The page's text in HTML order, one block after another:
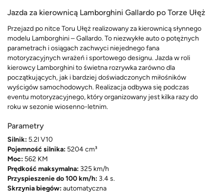
Jazda za kierownicą Lamborghini Gallardo po Torze Ułęż
Przejazd po nitce Toru Ułęż realizowany za kierownicą słynnego
modelu Lamborghini – Gallardo. To niezwykłe auto o potężnych
parametrach i osiągach zachwyci niejednego fana
motoryzacyjnych wrażeń i sportowego designu. Jazda w roli
kierowcy Lamborghini to świetna rozrywka zarówno dla
początkujących, jak i bardziej doświadczonych miłośników
wyścigów samochodowych. Realizacja odbywa się podczas
eventu motoryzacyjnego, który organizowany jest kilka razy do
roku w sezonie wiosenno-letnim.
Parametry
Silnik: 5.2l V10
Pojemność silnika: 5204 cm³
Moc: 562 KM
Prędkość maksymalna: 325 km/h
Przyspieszenie do 100 km/h: 3.4 s.
Skrzynia biegów:automatyczna